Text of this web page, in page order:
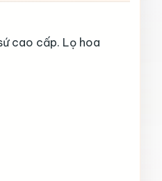
cao cấp. Lọ hoa